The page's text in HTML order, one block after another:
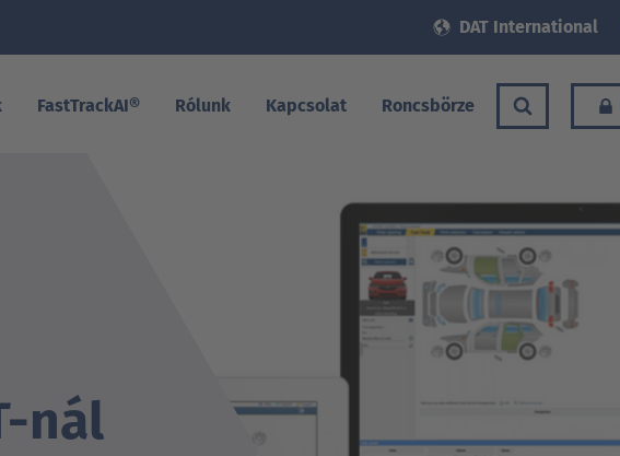
DAT International
FastTrackAI® Rólunk Kapcsolat Roncsbörze
nál